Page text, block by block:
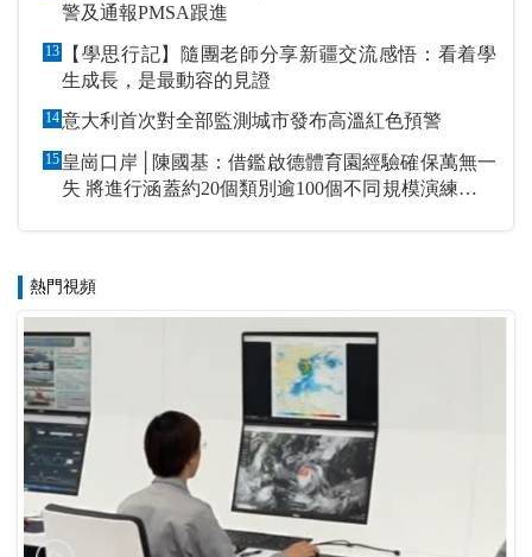
警及通報PMSA跟進
13
【學思行記】隨團老師分享新疆交流感悟：看着學
生成長，是最動容的見證
14意大利首次對全部監測城市發布高溫紅色預警
15 皇崗口岸│陳國基：借鑑啟德體育園經驗確保萬無一
失 將進行涵蓋約20個類別逾100個不同規模演練和測
熱門視頻